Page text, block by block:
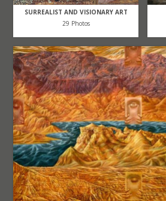
SURREALIST AND VISIONARY ART
29 Photos